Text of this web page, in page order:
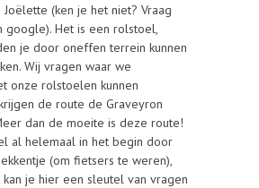
(ken je het niet? Vraag
google). Het is een rolstoel,
je door oneffen terrein kunnen
Wij vragen waar we
onze rolstoelen kunnen
de route de Graveyron
dan de moeite is deze route!
al helemaal in het begin door
(om fietsers te weren),
kan je hier een sleutel van vragen